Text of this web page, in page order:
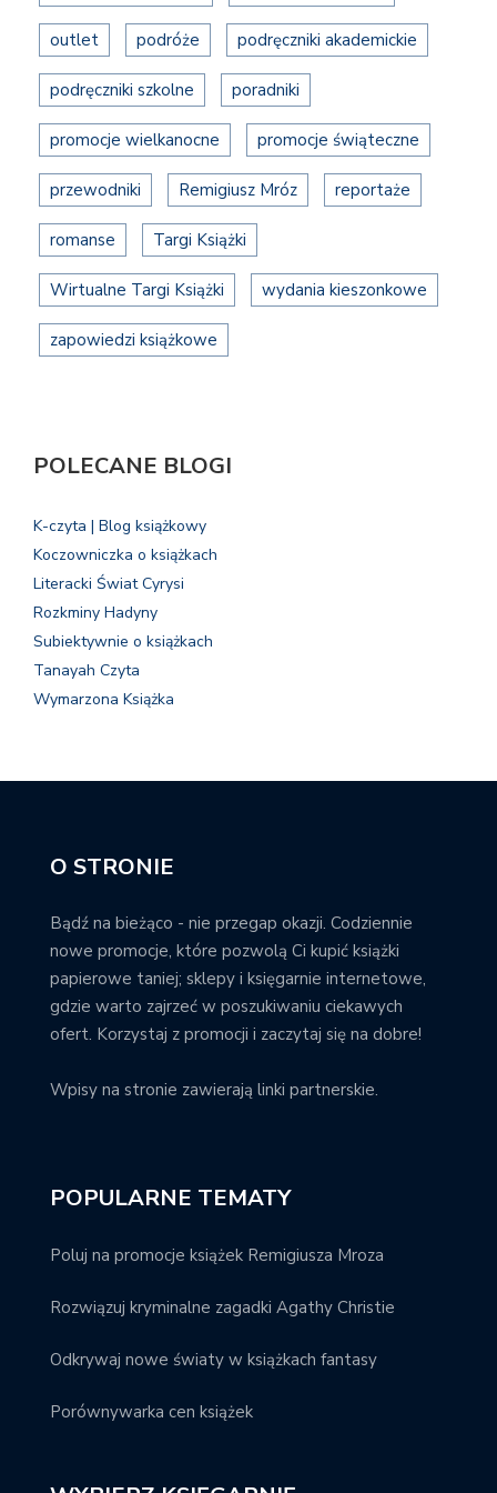
outlet podróże podręczniki akademickie
podręczniki szkolne poradniki
promocje wielkanocne promocje świąteczne
przewodniki Remigiusz Mróz reportaże
romanse Targi Książki
Wirtualne Targi Książki wydania kieszonkowe
zapowiedzi książkowe
POLECANE BLOGI
K-czyta | Blog książkowy
Koczowniczka o książkach
Literacki Świat Cyrysi
Rozkminy Hadyny
Subiektywnie o książkach
Tanayah Czyta
Wymarzona Książka
O STRONIE
Bądź na bieżąco - nie przegap okazji. Codziennie
nowe promocje, które pozwolą Ci kupić książki
papierowe taniej; sklepy i księgarnie internetowe,
gdzie warto zajrzeć w poszukiwaniu ciekawych
ofert. Korzystaj z promocji i zaczytaj się na dobre!
Wpisy na stronie zawierają linki partnerskie.
POPULARNE TEMATY
Poluj na promocje książek Remigiusza Mroza
Rozwiązuj kryminalne zagadki Agathy Christie
Odkrywaj nowe światy w książkach fantasy
Porównywarka cen książek